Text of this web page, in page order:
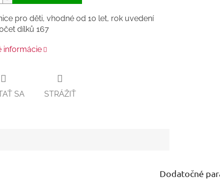
pro děti, vhodné od 10 let, rok uvedení
dílků 167
informácie
SA STRÁŽIŤ
Dodatočné